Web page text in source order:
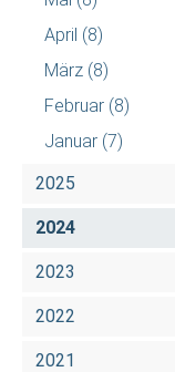
April (8)
März (8)
Februar (8)
Januar (7)
2025
2024
2023
2022
2021